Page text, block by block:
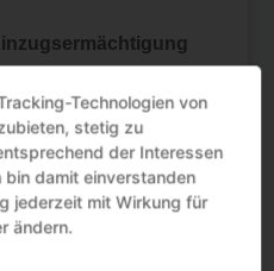
Finanzamt später
09-2023
Technologien von
stetig zu
der Interessen
damit einverstanden
jederzeit mit Wirkung für
ändern.